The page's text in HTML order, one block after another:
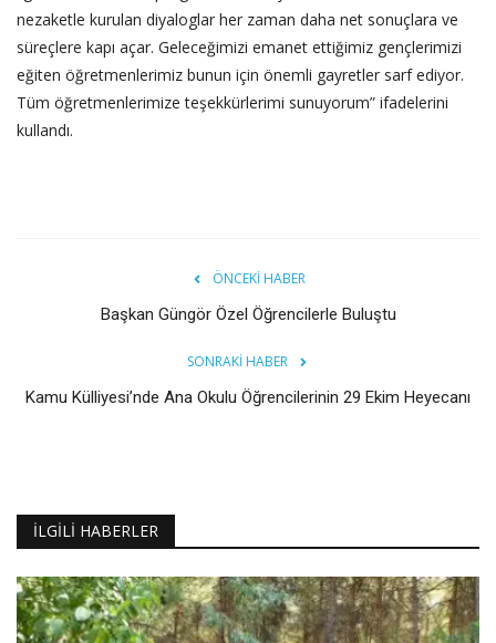
nezaketle kurulan diyaloglar her zaman daha net sonuçlara ve
süreçlere kapı açar. Geleceğimizi emanet ettiğimiz gençlerimizi
eğiten öğretmenlerimiz bunun için önemli gayretler sarf ediyor.
Tüm öğretmenlerimize teşekkürlerimi sunuyorum” ifadelerini
kullandı.
ÖNCEKI HABER
Başkan Güngör Özel Öğrencilerle Buluştu
SONRAKI HABER
Kamu Külliyesi’nde Ana Okulu Öğrencilerinin 29 Ekim Heyecanı
İLGILI HABERLER